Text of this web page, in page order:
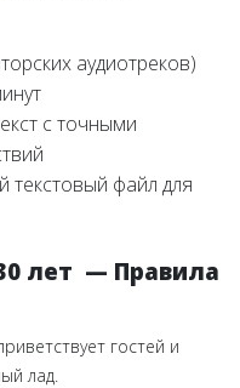
аудиотреков)
с точными
текстовый файл для
лет — Правила
гостей и
лад.